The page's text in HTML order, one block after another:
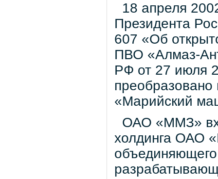
18 апреля
Президента
607 «Об
ПВО «Алмаз-
РФ от 27 июля
«Марийский
ОАО «ММЗ»
холдинга ОАО